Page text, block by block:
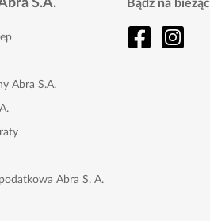
S.A.
Abra S.A.
Abra S. A.
Bądź na